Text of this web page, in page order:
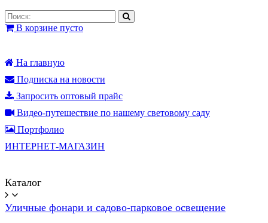
В корзине пусто
На главную
Подписка на новости
Запросить оптовый прайс
Видео-путешествие по нашему световому саду
Портфолио
ИНТЕРНЕТ-МАГАЗИН
Каталог
Уличные фонари и садово-парковое освещение